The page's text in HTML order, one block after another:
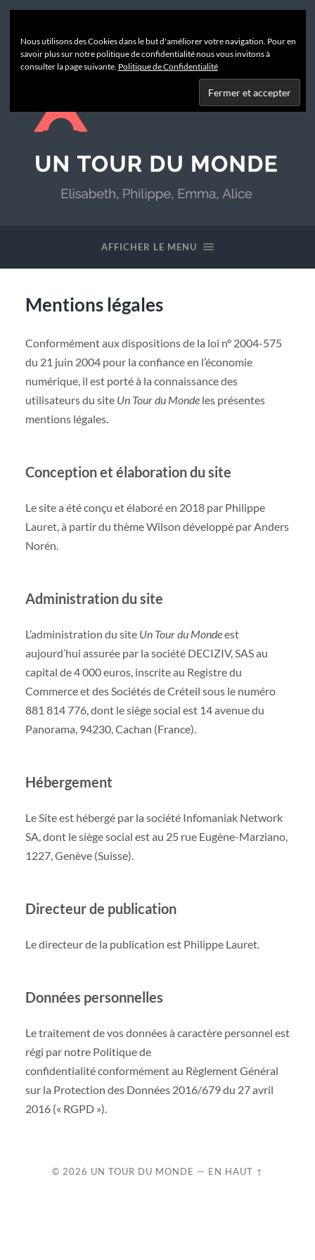
AFFICHER LE MENU
Mentions légales
Conformément aux dispositions de la loi n° 2004-575
du 21 juin 2004 pour la confiance en l’économie
numérique, il est porté à la connaissance des
utilisateurs du site Un Tour du Mondeles présentes
mentions légales.
Conception et élaborationdu site
Le site a été conçu et élaboré en 2018 par Philippe
Lauret, à partir du thème Wilson développé par Anders
Norén.
Administration du site
L’administration du site Un Tour du Mondeest
aujourd’hui assurée par la société DECIZIV, SAS au
capital de 4 000 euros, inscrite au Registre du
Commerce et des Sociétés de Créteil sous le numéro
881 814 776, dont le siège social est 14 avenue du
Panorama, 94230, Cachan (France).
Hébergement
Le Site est hébergé par la société Infomaniak Network
SA, dont le siège social est au 25 rue Eugène-Marziano,
1227, Genève (Suisse).
Directeur de publication
Le directeur de la publication est Philippe Lauret.
Données personnelles
Le traitement de vos données à caractère personnel est
régi par notre Politique de
confidentialité conformément au Règlement Général
sur la Protection des Données 2016/679 du 27 avril
2016 (« RGPD »).
© 2026 UN TOUR DU MONDE — EN HAUT ↑
Nous utilisons des Cookies dans le but d'améliorer votre navigation. Pour en
savoir plus sur notre politique de confidentialité nous vous invitons à
consulter la page suivante. Politique de Confidentialité